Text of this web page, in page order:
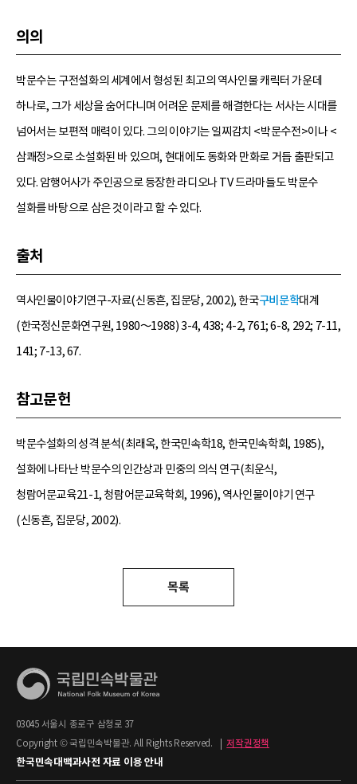
의의
박문수는 구전설화의 세계에서 형성된 최고의 역사인물 캐릭터 가운데
하나로, 그가 세상을 숨어다니며 어려운 문제를 해결한다는 서사는 시대를
넘어서는 보편적 매력이 있다. 그의 이야기는 일찌감치 <박문수전>이나 <
삼쾌정>으로 소설화된 바 있으며, 현대에도 동화와 만화로 거듭 출판되고
있다. 암행어사가 주인공으로 등장한 라디오나 TV 드라마들도 박문수
설화를 바탕으로 삼은 것이라고 할 수 있다.
출처
역사인물이야기연구-자료(신동흔, 집문당, 2002), 한국구비문학대계
(한국정신문화연구원, 1980～1988) 3-4, 438; 4-2, 761; 6-8, 292; 7-11,
141; 7-13, 67.
참고문헌
박문수설화의 성격 분석(최래옥, 한국민속학18, 한국민속학회, 1985),
설화에 나타난 박문수의 인간상과 민중의 의식 연구(최운식,
청람어문교육21-1, 청람어문교육학회, 1996), 역사인물이야기 연구
(신동흔, 집문당, 2002).
목록
03045 서울시 종로구 삼청로 37
Copyright © 국립민속박물관. All Rights Reserved.
저작권정책
한국민속대백과사전 자료 이용 안내